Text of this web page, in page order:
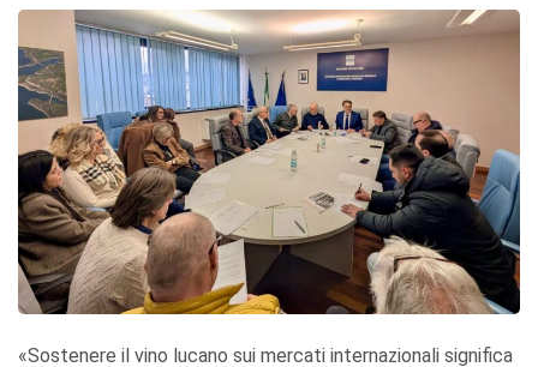
«Sostenere il vino lucano sui mercati internazionali significa